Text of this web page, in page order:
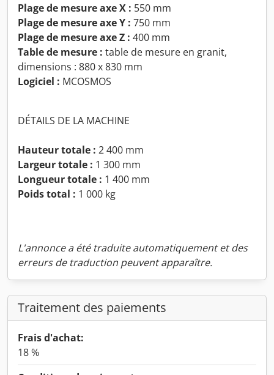
Plage de mesure axe X : 550 mm
Plage de mesure axe Y : 750 mm
Plage de mesure axe Z : 400 mm
Table de mesure : table de mesure en granit,
dimensions : 880 x 830 mm
Logiciel : MCOSMOS
DÉTAILS DE LA MACHINE
Hauteur totale : 2 400 mm
Largeur totale : 1 300 mm
Longueur totale : 1 400 mm
Poids total : 1 000 kg
L'annonce a été traduite automatiquement et des
erreurs de traduction peuvent apparaître.
Traitement des paiements
Frais d'achat:
18 %